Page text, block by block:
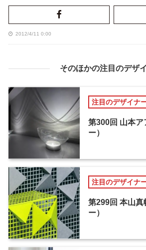
2012/4/11 0:00
そのほかの注目のデザ
注目のデザイナ
第300回 山本ア
ー）
注目のデザイナ
第299回 本山真
ー）